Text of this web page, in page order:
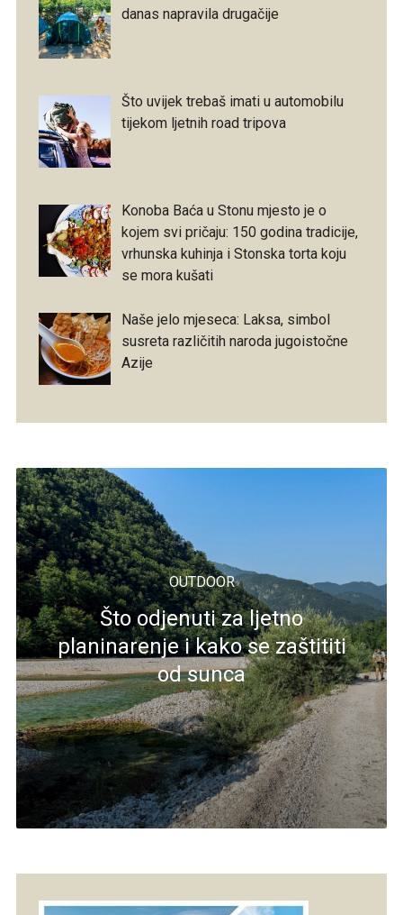
danas napravila drugačije
Što uvijek trebaš imati u automobilu
tijekom ljetnih road tripova
Konoba Baća u Stonu mjesto je o
kojem svi pričaju: 150 godina tradicije,
vrhunska kuhinja i Stonska torta koju
se mora kušati
Naše jelo mjeseca: Laksa, simbol
susreta različitih naroda jugoistočne
Azije
OUTDOOR
Što odjenuti za ljetno
planinarenje i kako se zaštititi
od sunca